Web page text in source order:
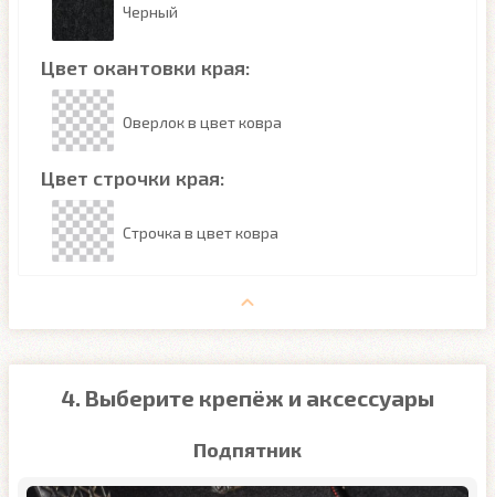
Черный
Цвет окантовки края:
Оверлок в цвет ковра
Цвет строчки края:
Строчка в цвет ковра
4. Выберите крепёж и аксессуары
Подпятник